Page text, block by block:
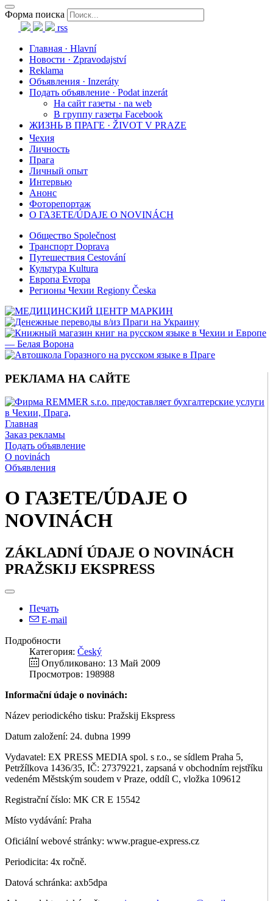
Форма поиска
rss
Главная · Hlavní
Новости · Zpravodajství
Reklama
Объявления · Inzeráty
Подать объявление · Podat inzerát
На сайт газеты · na web
В группу газеты Facebook
ЖИЗНЬ В ПРАГЕ · ŽIVOT V PRAZE
Чехия
Личность
Прага
Личный опыт
Интервью
Анонс
Фоторепортаж
О ГАЗЕТЕ/ÚDAJE O NOVINÁCH
Общество Společnost
Транспорт Doprava
Путешествия Cestování
Культура Kultura
Европа Evropa
Регионы Чехии Regiony Česka
РЕКЛАМА НА САЙТЕ
Главная
Заказ рекламы
Подать объявление
O novinách
Объявления
О ГАЗЕТЕ/ÚDAJE O
NOVINÁCH
ZÁKLADNÍ ÚDAJE O NOVINÁCH
PRAŽSKIJ EKSPRESS
Печать
E-mail
Подробности
Категория: Český
Опубликовано: 13 Май 2009
Просмотров: 198988
Informační údaje o novinách:
Název periodického tisku: Pražskij Ekspress
Datum založení: 24. dubna 1999
Vydavatel: EX PRESS MEDIA spol. s r.o., se sídlem Praha 5,
Petržílkova 1436/35, IČ: 27379221, zapsaná v obchodním rejstříku
vedeném Městským soudem v Praze, oddíl C, vložka 109612
Registrační číslo: MK CR E 15542
Místo vydávání: Praha
Oficiální webové stránky: www.prague-express.cz
Periodicita: 4x ročně.
Datová schránka: axb5dpa